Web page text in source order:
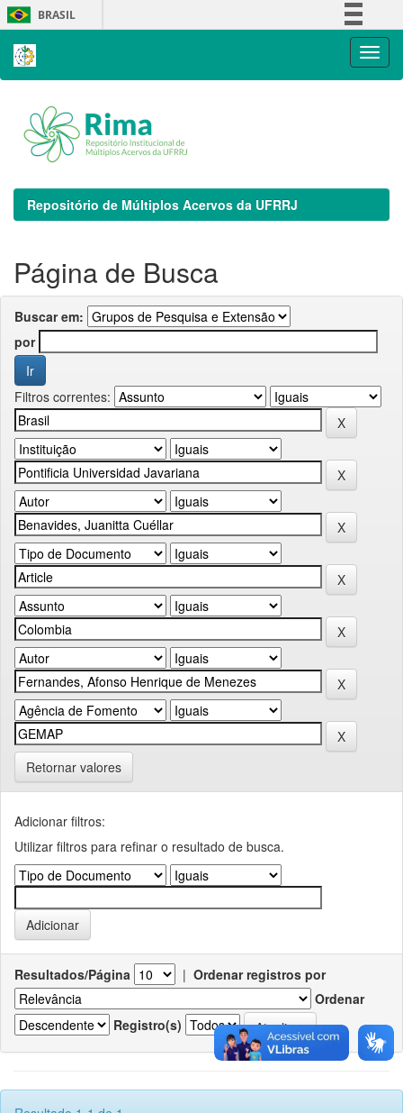
Skip
navigation
BRASIL
Repositório de Múltiplos Acervos da UFRRJ
Página de Busca
Buscar em:
por
Filtros correntes:
Retornar valores
Adicionar filtros:
Utilizar filtros para refinar o resultado de busca.
Resultados/Página | Ordenar registros por
Ordenar
Registro(s)